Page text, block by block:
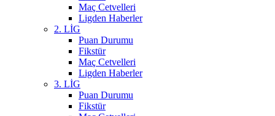
Maç Cetvelleri
Ligden Haberler
2. LİG
Puan Durumu
Fikstür
Maç Cetvelleri
Ligden Haberler
3. LİG
Puan Durumu
Fikstür